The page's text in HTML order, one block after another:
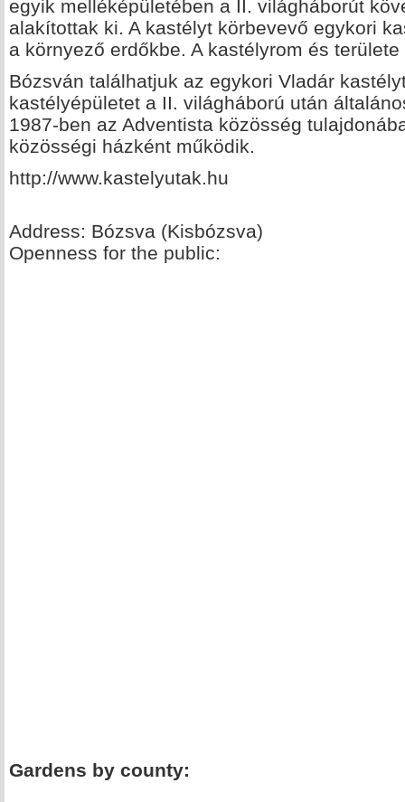
egyik melléképületében a II. világháborút
alakítottak ki. A kastélyt körbevevő egykori
a környező erdőkbe. A kastélyrom és
Bózsván találhatjuk az egykori Vladár
kastélyépületet a II. világháború után
1987-ben az Adventista közösség
közösségi házként működik.
http://www.kastelyutak.hu
Address: Bózsva (Kisbózsva)
Openness for the public:
Gardens by county: